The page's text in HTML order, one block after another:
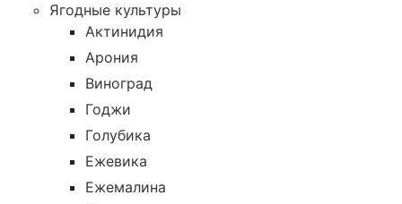
Ягодные культуры
Актинидия
Арония
Виноград
Годжи
Голубика
Ежевика
Ежемалина